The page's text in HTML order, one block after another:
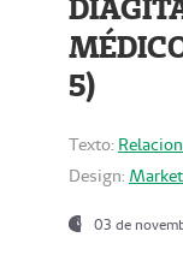
5)
Texto:
Design:
03 de